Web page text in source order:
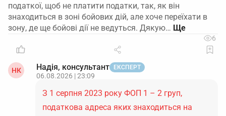
податкої, щоб не платити податки, так, як він
знаходиться в зоні бойових дій, але хоче переїхати в
зону, де ще бойові дії не ведуться. Дякую…
6
НК Надія, консультант ЕКСПЕРТ
06.08.2026 | 23:09
З 1 серпня 2023 року ФОП 1 – 2 груп,
податкова адреса яких знаходиться на